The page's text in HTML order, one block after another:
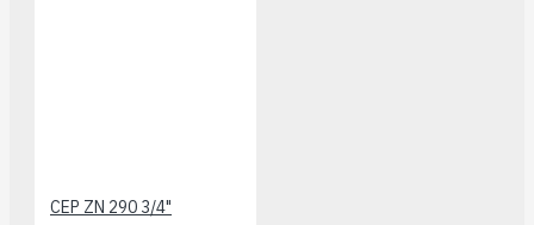
CEP ZN 290 3/4"